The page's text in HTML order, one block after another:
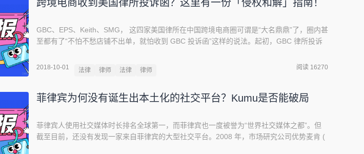
跨境电商收到美国律所投诉函？这里有一份「侵权和解」指南！
GBC、EPS、Keith、SMG， 这四家美国律所在中国跨境电商圈可谓是“大名鼎鼎”了，圈内甚
至都有了“不怕不愁店铺不出单，就怕收到 GBC 投诉函”这样的说法。起初，GBC 律所投诉
卖通/AliExpress、阿里巴巴国际站/Alibaba、敦煌网/DHgate 也不能幸免。别认为是中国人开
2018-10-01 法律 律师 法律 律师 阅读 16270
菲律宾为何没有诞生出本土化的社交平台？Kumu是否能破局
菲律宾人使用社交媒体时长排名全球第一，而菲律宾也一度被誉为“世界社交媒体之都”。但
截至目前，还没有发现一家来自菲律宾的大型社交平台。2008 年，市场研究公司优势麦肯 (